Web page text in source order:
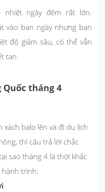
nhiệt ngày đêm rất lớn.
vào ban ngày nhưng ban
độ giảm sâu, có thể vẫn
tan
tháng 4
xách balo lên và đi du lịch
thì câu trả lời chắc
sao tháng 4 là thời khắc
hành trình: